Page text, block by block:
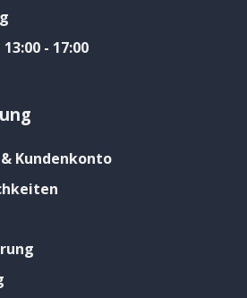
- 17:00
Kundenkonto